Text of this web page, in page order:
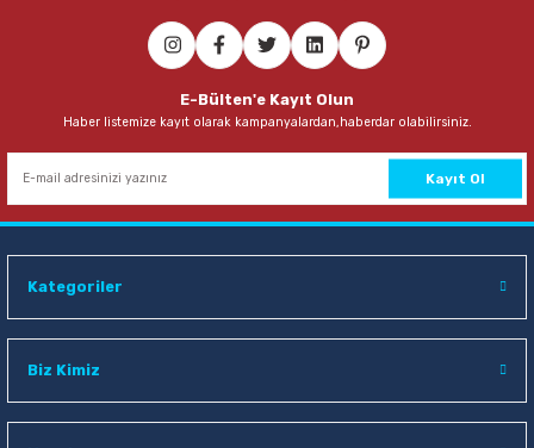
Yağlı Boyalar
E-Bülten'e Kayıt Olun
Haber listemize kayıt olarak kampanyalardan,haberdar olabilirsiniz.
Kayıt Ol
Kategoriler
Biz Kimiz